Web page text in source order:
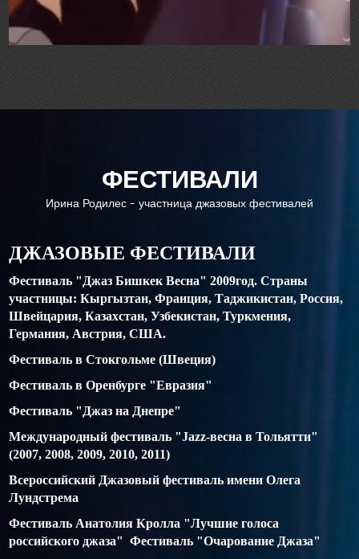
ФЕСТИВАЛИ
Ирина Родилес - участница джазовых фестивалей
ДЖАЗОВЫЕ ФЕСТИВАЛИ
Фестиваль "Джаз Бишкек Весна" 2009год. Страны
участницы: Кыргызтан, Франция, Таджикистан, Россия,
Швейцария, Казахстан, Узбекистан, Туркмения,
Германия, Австрия, США.
Фестиваль в Стокгольме (Швеция)
Фестиваль в Оренбурге "Евразия"
Фестиваль "Джаз на Днепре"
Международный фестиваль "Jazz-весна в Тольятти"
(2007, 2008, 2009, 2010, 2011)
Всероссийский Джазовый фестиваль имени Олега
Лундстрема
Фестиваль Анатолия Кролла "Лучшие голоса
российского джаза" Фестиваль "Очарование Джаза"